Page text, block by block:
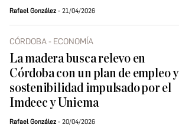
Rafael González 21/04/2026
CÓRDOBA - ECONOMÍA
La madera busca relevo en
Córdoba con un plan de empleo y
sostenibilidad impulsado por el
Imdeec y Uniema
Rafael González 20/04/2026